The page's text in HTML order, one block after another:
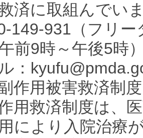
済に取組んでい
149-931（フリ
前9時～午後5時
：
作用被害救済制
用救済制度は、
により入院治療